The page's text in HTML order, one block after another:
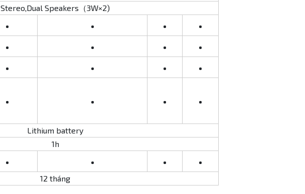
Stereo,Dual Speakers（3W×2)
• • • •
• • • •
• • • •
• • • •
Lithium battery
1h
• • • •
12 tháng